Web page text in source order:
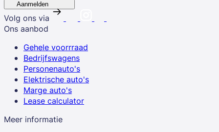
Aanmelden
Volg ons via
Ons aanbod
Gehele voorrraad
Bedrijfswagens
Personenauto's
Elektrische auto's
Marge auto's
Lease calculator
Meer informatie